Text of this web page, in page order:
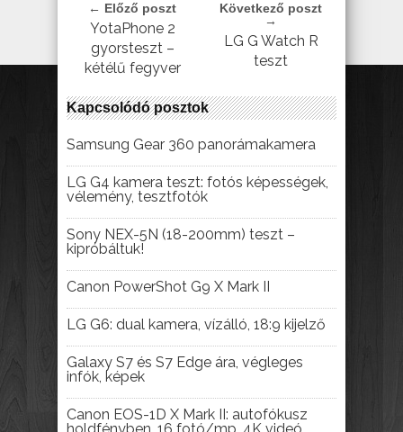
← Előző poszt
YotaPhone 2
gyorsteszt –
kétélű fegyver
Következő poszt
→
LG G Watch R
teszt
Kapcsolódó posztok
Samsung Gear 360 panorámakamera
LG G4 kamera teszt: fotós képességek,
vélemény, tesztfotók
Sony NEX-5N (18-200mm) teszt –
kipróbáltuk!
Canon PowerShot G9 X Mark II
LG G6: dual kamera, vízálló, 18:9 kijelző
Galaxy S7 és S7 Edge ára, végleges
infók, képek
Canon EOS-1D X Mark II: autofókusz